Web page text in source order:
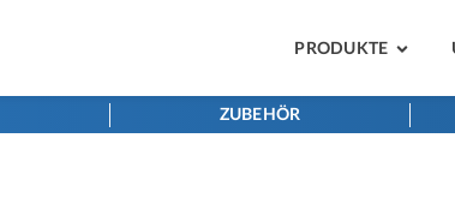
PRODUKTE
ZUBEHÖR